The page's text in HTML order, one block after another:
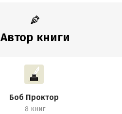
Автор книги
Боб Проктор
8 книг